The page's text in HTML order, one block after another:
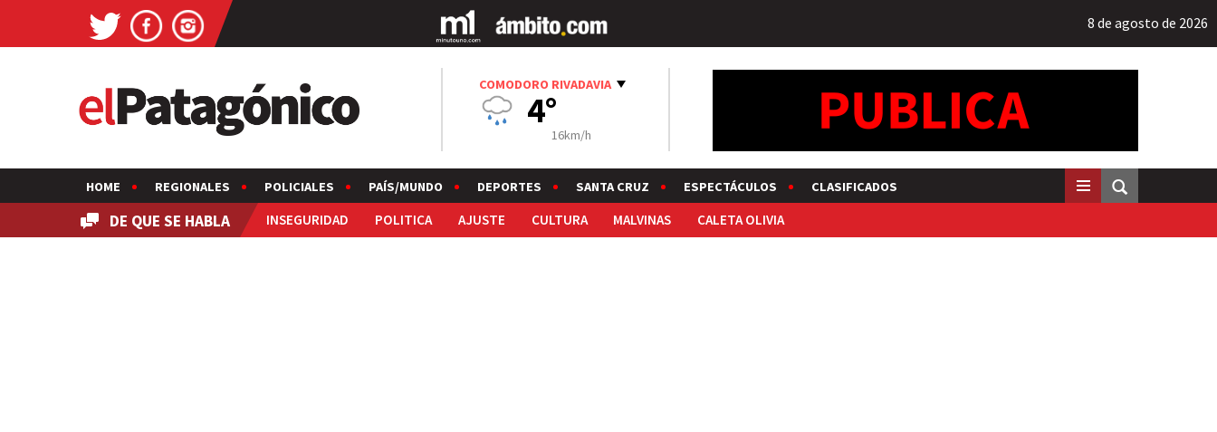
8 de agosto de 2026
COMODORO RIVADAVIA
4°
16km/h
HOME REGIONALES POLICIALES PAÍS/MUNDO DEPORTES SANTA CRUZ ESPECTÁCULOS CLASIFICADOS
DE QUE SE HABLA INSEGURIDAD POLITICA AJUSTE CULTURA MALVINAS CALETA OLIVIA